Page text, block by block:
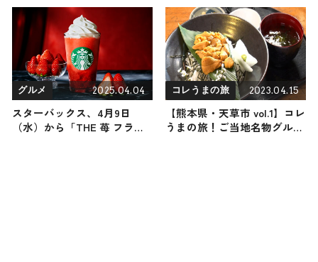
お菓子
お土産
グルメ 2025.04.04
スターバックス、4月9日
（水）から「THE 苺 フラペ
コレうまの旅 2023.04.15
【熊本県・天草市 vol.1】コレ
うまの旅！ご当地名物グルメ